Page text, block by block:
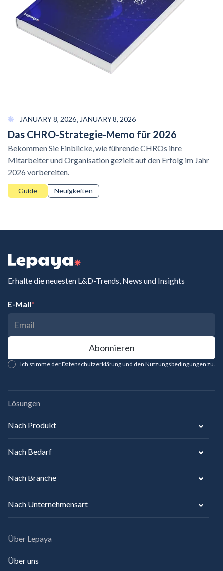
JANUARY 8, 2026 JANUARY 8, 2026
Das CHRO-Strategie-Memo für 2026
Bekommen Sie Einblicke, wie führende CHROs ihre
Mitarbeiter und Organisation gezielt auf den Erfolg im Jahr
2026 vorbereiten.
Guide Neuigkeiten
Erhalte die neuesten L&D-Trends, News und Insights
E-Mail*
Ich stimme der Datenschutzerklärung und den Nutzungsbedingungen zu.
Lösungen
Nach Produkt
Nach Bedarf
Nach Branche
Nach Unternehmensart
Über Lepaya
Über uns